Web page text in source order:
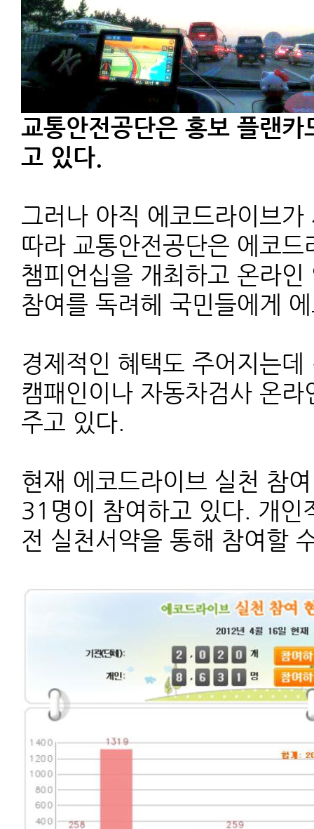
교통안전공단은 홍보 플랜
고 있다.
그러나 아직 에코드라이브
따라 교통안전공단은 에코
챔피언십을 개최하고 온라
참여를 독려헤 국민들에게
경제적인 혜택도 주어지는
캠패인이나 자동차검사 온
주고 있다.
현재 에코드라이브 실천 참
31명이 참여하고 있다. 개인
전 실천서약을 통해 참여할